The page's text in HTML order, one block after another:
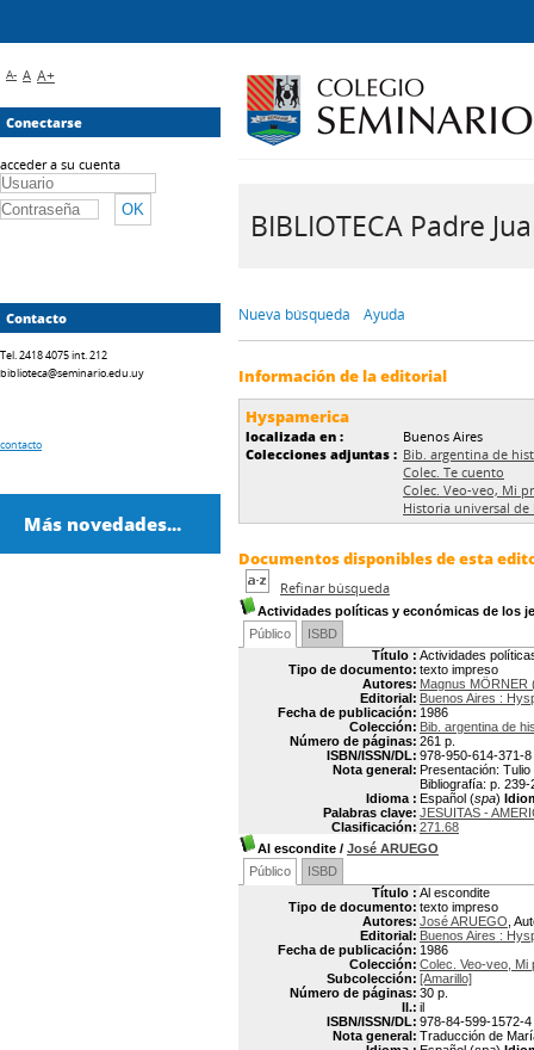
BIBLIOTECA Padre
Nueva búsqueda Ayuda
Información de la editorial
Hyspamerica
localizada en :
Buenos Aires
Colecciones adjuntas : Bib. argentina de
Colec. Te cuento
Colec. Veo-veo, Mi
Historia universal
Documentos disponibles de esta
Refinar búsqueda
Actividades políticas y económicas de los
Público
ISBD
Título : Actividades
Tipo de documento: texto impreso
Autores: Magnus MÖRNER
Editorial: Buenos Aires :
Fecha de publicación: 1986
Colección: Bib. argentina de
Número de páginas: 261 p.
ISBN/ISSN/DL: 978-950-614-371-8
Nota general: Presentación:
Bibliografía: p. 239-
Idioma : Español (spa)
Palabras clave: JESUITAS -
Clasificación: 271.68
Al escondite / José ARUEGO
Público
ISBD
Título : Al escondite
Tipo de documento: texto impreso
Autores: José ARUEGO ,
Editorial: Buenos Aires :
Fecha de publicación: 1986
Colección: Colec. Veo-veo, Mi
Subcolección: [Amarillo]
Número de páginas: 30 p.
Il.: il
ISBN/ISSN/DL: 978-84-599-1572-4
Nota general: Traducción de
A- A A+
Conectarse
acceder a su cuenta
Contacto
Tel. 2418 4075 int. 212
biblioteca@seminario.edu.uy
contacto
Más novedades...